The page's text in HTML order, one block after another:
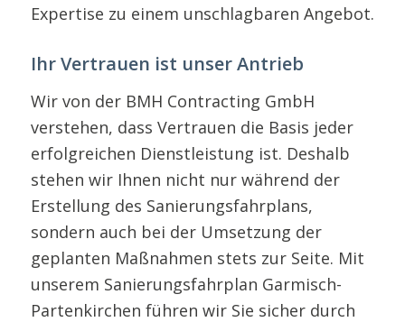
Expertise zu einem unschlagbaren Angebot.
Ihr Vertrauen ist unser Antrieb
Wir von der BMH Contracting GmbH
verstehen, dass Vertrauen die Basis jeder
erfolgreichen Dienstleistung ist. Deshalb
stehen wir Ihnen nicht nur während der
Erstellung des Sanierungsfahrplans,
sondern auch bei der Umsetzung der
geplanten Maßnahmen stets zur Seite. Mit
unserem Sanierungsfahrplan Garmisch-
Partenkirchen führen wir Sie sicher durch